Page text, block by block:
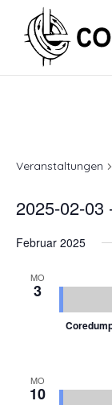
Veranstaltungen
2025-02-03
Februar 2025
MO
3
MO
10